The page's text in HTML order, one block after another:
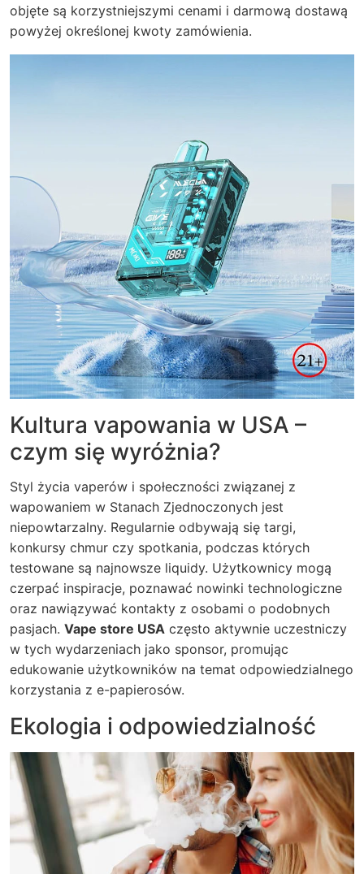
objęte są korzystniejszymi cenami i darmową dostawą
powyżej określonej kwoty zamówienia.
Kultura vapowania w USA –
czym się wyróżnia?
Styl życia vaperów i społeczności związanej z
wapowaniem w Stanach Zjednoczonych jest
niepowtarzalny. Regularnie odbywają się targi,
konkursy chmur czy spotkania, podczas których
testowane są najnowsze liquidy. Użytkownicy mogą
czerpać inspiracje, poznawać nowinki technologiczne
oraz nawiązywać kontakty z osobami o podobnych
pasjach. Vape store USA często aktywnie uczestniczy
w tych wydarzeniach jako sponsor, promując
edukowanie użytkowników na temat odpowiedzialnego
korzystania z e-papierosów.
Ekologia i odpowiedzialność